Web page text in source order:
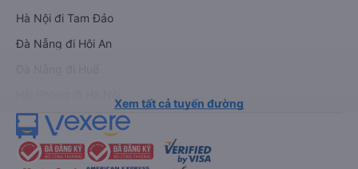
Hà Nội đi Tam Đảo
Đà Nẵng đi Hội An
Xem tất cả tuyến đường